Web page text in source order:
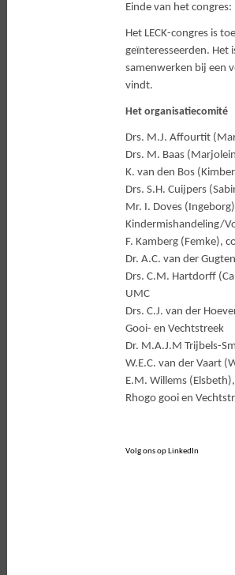
Einde van het
Het LECK-congres is
geïnteresseerden. Het
samenwerken bij een
vindt.
Het organisatiecomité
Drs. M.J. Affourtit
Drs. M. Baas
K. van den Bos
Drs. S.H. Cuijpers
Mr. I. Doves
Kindermishandeling/
F. Kamberg (Femke),
Dr. A.C. van der
Drs. C.M. Hartdorff
UMC
Drs. C.J. van der
Gooi- en Vechtstreek
Dr. M.A.J.M Trijbels-
W.E.C. van der Vaart
E.M. Willems
Rhogo gooi en
Volg ons op LinkedIn